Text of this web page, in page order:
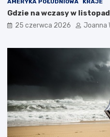
Gdzie na wczasy w
25 czerwca 2026 Joanna